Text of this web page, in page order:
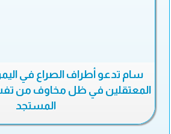
سام تدعو أطراف الصراع في
المستجد